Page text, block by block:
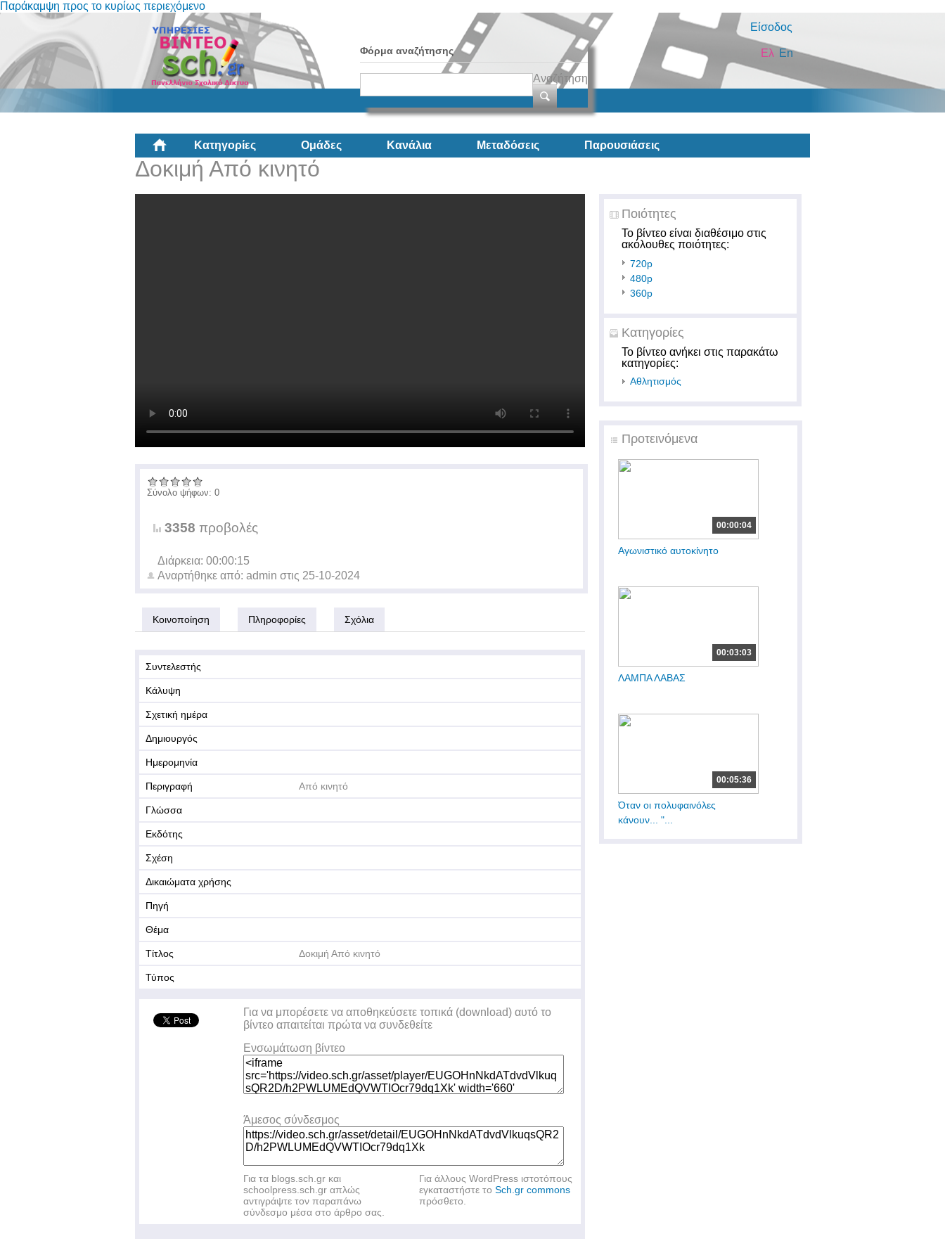
Παράκαμψη προς το κυρίως περιεχόμενο
Είσοδος
Φόρμα αναζήτησης
Αναζήτηση
En
Ελ
Κατηγορίες Ομάδες Κανάλια Μεταδόσεις Παρουσιάσεις
Δοκιμή Από κινητό
Ποιότητες
Το βίντεο είναι διαθέσιμο στις
ακόλουθες ποιότητες:
720p
480p
360p
Κατηγορίες
Το βίντεο ανήκει στις παρακάτω
κατηγορίες:
Αθλητισμός
Προτεινόμενα
00:00:04
Αγωνιστικό αυτοκίνητο
00:03:03
ΛΑΜΠΑ ΛΑΒΑΣ
00:05:36
Όταν οι πολυφαινόλες
κάνουν... "...
Σύνολο ψήφων: 0
3358 προβολές
Διάρκεια: 00:00:15
Αναρτήθηκε από: admin στις 25-10-2024
Κοινοποίηση Πληροφορίες Σχόλια
Συντελεστής
Κάλυψη
Σχετική ημέρα
Δημιουργός
Ημερομηνία
Περιγραφή Από κινητό
Γλώσσα
Εκδότης
Σχέση
Δικαιώματα χρήσης
Πηγή
Θέμα
Τίτλος Δοκιμή Από κινητό
Τύπος
Για να μπορέσετε να αποθηκεύσετε τοπικά (download) αυτό το
βίντεο απαιτείται πρώτα να συνδεθείτε
Ενσωμάτωση βίντεο
Άμεσος σύνδεσμος
Για τα blogs.sch.gr και
schoolpress.sch.gr απλώς
αντιγράψτε τον παραπάνω
σύνδεσμο μέσα στο άρθρο σας.
Για άλλους WordPress ιστοτόπους
εγκαταστήστε το Sch.gr commons
πρόσθετο.